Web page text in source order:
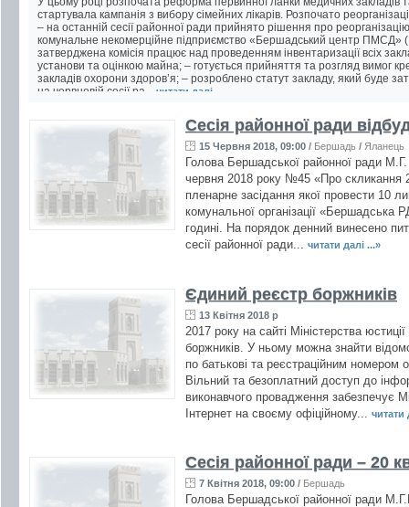
стартувала кампанія з вибору сімейних лікарів. Розпочато
– на останній сесії районної ради прийнято рішення про
комунальне некомерційне підприємство «Бершадський центр ПМСД»
затверджена комісія працює над проведенням інвентаризації всіх
установи та оцінкою майна; – готується прийняття та розгляд вимог
закладів охорони здоров’я; – розроблено статут закладу, який буде
на червневій сесії ра... читати далі ...
Сесія районної ради
15 Червня 2018, 09:00 / Бершадь / Яланець
Голова Бершадської районної ради
червня 2018 року №45 «Про скликання
пленарне засідання якої провести 10
комунальної організації
годині. На порядок денний винесено
сесії районної ради...
читати далі ...»
Єдиний реєстр боржників
13 Квітня 2018 р
2017 року на сайті Міністерства
боржників. У ньому можна знайти
по батькові та реєстраційним номером
Вільний та безоплатний доступ до
виконавчого провадження забезпечує
Інтернет на своєму офіційному...
читати
Сесія районної ради – 20
7 Квітня 2018, 09:00 / Бершадь
Голова Бершадської районної ради